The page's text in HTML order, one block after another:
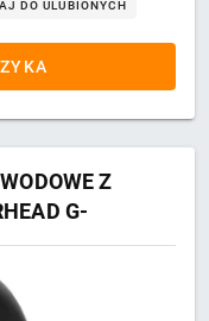
DO ULUBIONYCH
Z
G-